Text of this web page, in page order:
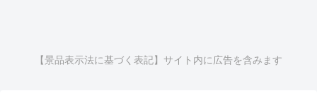
【景品表示法に基づく表記】サイト内に広告を含みます